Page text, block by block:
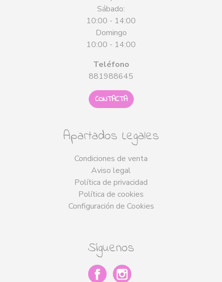
Sábado:
10:00 - 14:00
Domingo
10:00 - 14:00
Teléfono
881988645
CONTACTA
Apartados Legales
Condiciones de venta
Aviso legal
Política de privacidad
Política de cookies
Configuración de Cookies
Síguenos